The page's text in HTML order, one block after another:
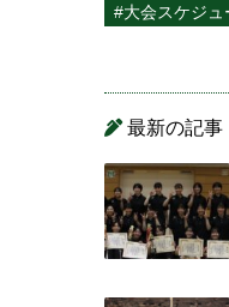
#大会スケジュ
最新の記事